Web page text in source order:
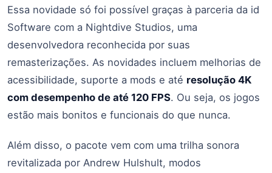
Essa novidade só foi possível graças à parceria da id
Software com a Nightdive Studios, uma
desenvolvedora reconhecida por suas
remasterizações. As novidades incluem melhorias de
acessibilidade, suporte a mods e até resolução 4K
com desempenho de até 120 FPS. Ou seja, os jogos
estão mais bonitos e funcionais do que nunca.
Além disso, o pacote vem com uma trilha sonora
revitalizada por Andrew Hulshult, modos